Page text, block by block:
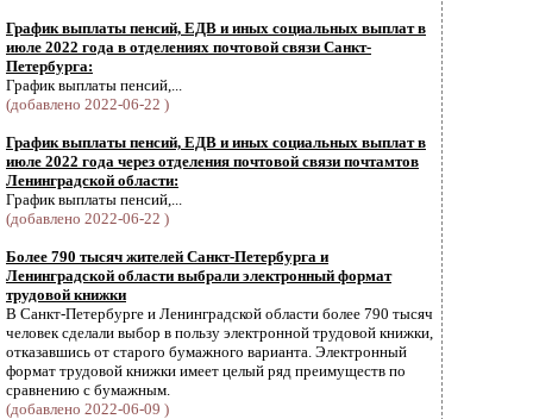
График выплаты пенсий, ЕДВ и иных социальных выплат в
июле 2022 года в отделениях почтовой связи Санкт-
Петербурга:
График выплаты пенсий,...
(добавлено 2022-06-22 )
График выплаты пенсий, ЕДВ и иных социальных выплат в
июле 2022 года через отделения почтовой связи почтамтов
Ленинградской области:
График выплаты пенсий,...
(добавлено 2022-06-22 )
Более 790 тысяч жителей Санкт-Петербурга и
Ленинградской области выбрали электронный формат
трудовой книжки
В Санкт-Петербурге и Ленинградской области более 790 тысяч
человек сделали выбор в пользу электронной трудовой книжки,
отказавшись от старого бумажного варианта. Электронный
формат трудовой книжки имеет целый ряд преимуществ по
сравнению с бумажным.
(добавлено 2022-06-09 )